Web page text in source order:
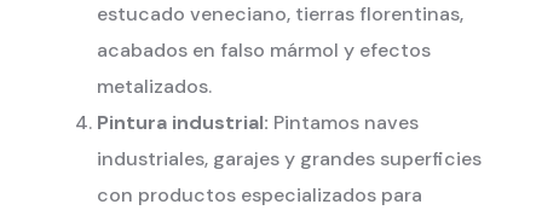
estucado veneciano, tierras florentinas,
acabados en falso mármol y efectos
metalizados.
Pintura industrial: Pintamos naves
industriales, garajes y grandes superficies
con productos especializados para